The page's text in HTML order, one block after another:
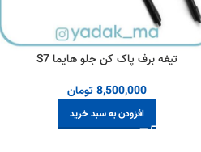
تیغه برف پاک کن جلو هایما S7
8,500,000تومان
افزودن به سبد خرید